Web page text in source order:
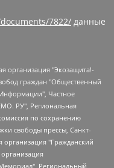
7822/ данные
Владимирович, Павлов Иван Юрьевич, Скворцова Елена Сергеевна, Общество с ограниченной ответственностью "Как бы инагент", Кочетков Игорь Викторович, Общество с ограниченной ответственностью "Честные выборы", Еланчик Олег Александрович, Общество с ограниченной ответственностью "Нобелевский призыв", Гималова Регина Эмилевна, Григорьев Андрей Валерьевич, Григорьева Алина Александровна, Ассоциация по содействию защите прав призывников, альтернативнослужащих и военнослужащих "Правозащитная группа "Гражданин.Армия.Право", Хисамова Регина Фаритовна, Автономная некоммерческая организация по реализации социально-правовых программ "Лилит", Дальневосточное общественное движение "Маяк", Санкт-Петербургская ЛГБТ-инициативная группа "Выход", Инициативная группа ЛГБТ+ "Реверс", Алексеев Андрей Викторович, Бекбулатова Таисия Львовна, Беляев Иван Михайлович, Владыкина Елена Сергеевна, Гельман Марат Александрович, Никульшина Вероника Юрьевна, Толоконникова Надежда Андреевна, Шендерович Виктор Анатольевич, Общество с ограниченной ответственностью "Данное сообщение", Общество с ограниченной ответственностью Издательский дом "Новая глава", Айнбиндер Александра Александровна, Московский комьюнити-центр для ЛГБТ+инициатив, Благотворительный фонд развития филантропии, Deutsche Welle (Германия, Kurt-Schumacher-Strasse 3, 53113 Bonn), Борзунова Мария Михайловна, Воробьев Виктор Викторович, Голубева Анна Львовна, Константинова Алла Михайловна, Малкова Ирина Владимировна, Мурадов Мурад Абдулгалимович, Осетинская Елизавета Николаевна, Понасенков Евгений Николаевич, Ганапольский Матвей Юрьевич, Киселев Евгений Алексеевич, Борухович Ирина Григорьевна, Дремин Иван Тимофеевич, Дубровский Дмитрий Викторович, Красноярская региональная общественная организация поддержки и развития альтернативных образовательных технологий и межкультурных коммуникаций "ИНТЕРРА", Маяковская Екатерина Алексеевна, Фейгин Марк Захарович, Филимонов Андрей Викторович, Дзугкоева Регина Николаевна, Доброхотов Роман Александрович, Дудь Юрий Александрович, Елкин Сергей Владимирович, Кругликов Кирилл Игоревич, Сабунаева Мария Леонидовна, Семенов Алексей Владимирович, Шаинян Карен Багратович, Шульман Екатерина Михайловна, Асафьев Артур Валерьевич, Вахштайн Виктор Семенович, Венедиктов Алексей Алексеевич, Лушникова Екатерина Евгеньевна, Волков Леонид Михайлович, Невзоров Александр Глебович, Пархоменко Сергей Борисович, Сироткин Ярослав Николаевич, Кара-Мурза Владимир Владимирович, Баранова Наталья Владимировна, Гозман Леонид Яковлевич, Кагарлицкий Борис Юльевич, Климарев Михаил Валерьевич, Милов Владимир Станиславович, Автономная некоммерческая организация Краснодарский центр современного искусства "Типография", Моргенштерн Алишер Тагирович, Соболь Любовь Эдуардовна, Общество с ограниченной ответственностью "ЛИЗА НОРМ", Каспаров Гарри Кимович, Ходорковский Михаил Борисович, Общество с ограниченной ответственностью "Апрельские тезисы", Данилович Ирина Брониславовна, Кашин Олег Владимирович, Петров Николай Владимирович, Пивоваров Алексей Владимирович, Соколов Михаил Владимирович, Цветкова Юлия Владимировна, Чичваркин Евгений Александрович, Комитет против пыток/Команда против пыток, Общество с ограниченной ответственностью "Первый научный", Общество с ограниченной ответственностью "Вертолет и ко", Белоцерковская Вероника Борисовна, Кац Максим Евгеньевич, Лазарева Татьяна Юрьевна, Шаведдинов Руслан Табризович, Яшин Илья Валерьевич, Общество с ограниченной ответственностью "Иноагент ААВ", Алешковский Дмитрий Петрович, Альбац Евгения Марковна, Быков Дмитрий Львович, Галямина Юлия Евгеньевна, Лойко Сергей Леонидович, Мартынов Кирилл Константинович, Медведев Сергей Александрович, Крашенинников Федор Геннадиевич, Гордеева Катерина Вл